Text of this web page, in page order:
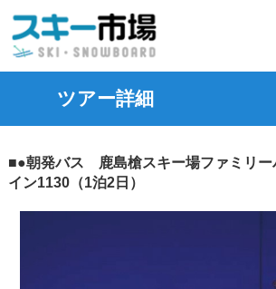
ツアー詳細
■●朝発バス 鹿島槍スキー場ファミリ
イン1130（1泊2日）